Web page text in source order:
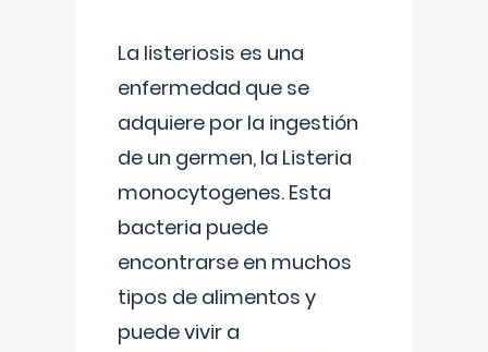
La listeriosis es una
enfermedad que se
adquiere por la ingestión
de un germen, la Listeria
monocytogenes. Esta
bacteria puede
encontrarse en muchos
tipos de alimentos y
puede vivir a